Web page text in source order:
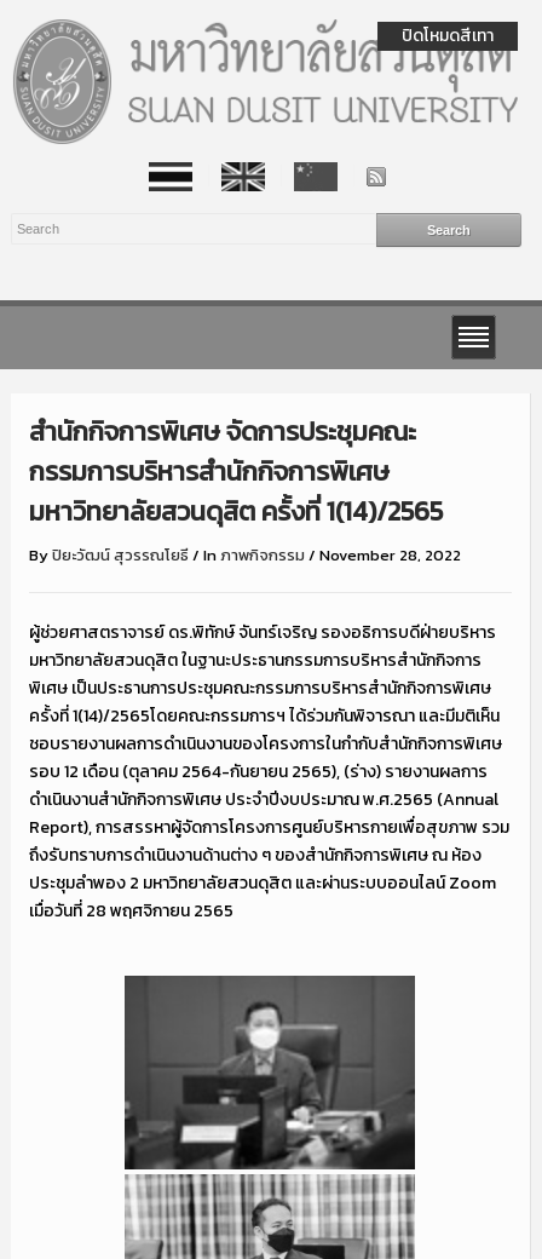
สำนักกิจการพิเศษ จัดการประชุมคณะ
กรรมการบริหารสำนักกิจการพิเศษ
มหาวิทยาลัยสวนดุสิต ครั้งที่ 1(14)/2565
Byปิยะวัฒน์ สุวรรณโยธี/ Inภาพกิจกรรม / November 28, 2022
ผู้ช่วยศาสตราจารย์ ดร.พิทักษ์ จันทร์เจริญ รองอธิการบดีฝ่ายบริหาร
มหาวิทยาลัยสวนดุสิต ในฐานะประธานกรรมการบริหารสำนักกิจการ
พิเศษ เป็นประธานการประชุมคณะกรรมการบริหารสำนักกิจการพิเศษ
ครั้งที่ 1(14)/2565โดยคณะกรรมการฯ ได้ร่วมกันพิจารณา และมีมติเห็น
ชอบรายงานผลการดำเนินงานของโครงการในกำกับสำนักกิจการพิเศษ
รอบ 12 เดือน (ตุลาคม 2564-กันยายน 2565), (ร่าง) รายงานผลการ
ดำเนินงานสำนักกิจการพิเศษ ประจำปีงบประมาณ พ.ศ.2565 (Annual
Report), การสรรหาผู้จัดการโครงการศูนย์บริหารกายเพื่อสุขภาพ รวม
ถึงรับทราบการดำเนินงานด้านต่าง ๆ ของสำนักกิจการพิเศษ ณ ห้อง
ประชุมลำพอง 2 มหาวิทยาลัยสวนดุสิต และผ่านระบบออนไลน์ Zoom
เมื่อวันที่ 28 พฤศจิกายน 2565
ปิดโหมดสีเทา